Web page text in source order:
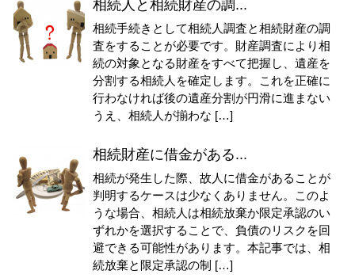
相続人と相続財産の調...
相続手続きとして相続人調査と相続財産の調
査をすることが必要です。財産調査により相
続の対象となる財産をすべて把握し、遺産を
分割する相続人を確定します。これを正確に
行わなければ後の遺産分割が円滑に進まない
うえ、相続人が揃わな […]
相続財産に借金がある...
相続が発生した際、故人に借金があることが
判明するケースは少なくありません。このよ
うな場合、相続人は相続放棄か限定承認のい
ずれかを選択することで、負債のリスクを回
避できる可能性があります。本記事では、相
続放棄と限定承認の制 […]